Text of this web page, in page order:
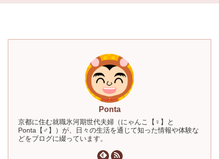
Ponta
京都に住む就職氷河期世代夫婦（にゃんこ【♀】と
Ponta【♂】）が、日々の生活を通じて知った情報や体験な
どをブログに綴っています。